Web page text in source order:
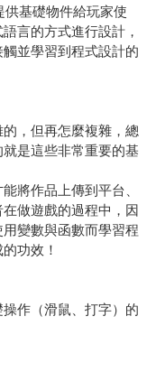
供基礎物件給玩家使
言的方式進行設計，
並學習到程式設計的
，但再怎麼複雜，總
是這些非常重要的基
將作品上傳到平台、
做遊戲的過程中，因
變數與函數而學習程
功效！
作（滑鼠、打字）的